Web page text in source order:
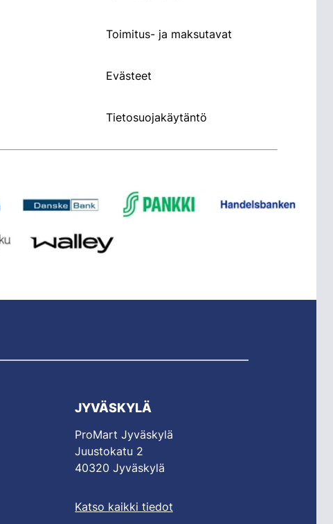
Toimitus- ja maksutavat
Evästeet
Tietosuojakäytäntö
JYVÄSKYLÄ
ProMart Jyväskylä
Juustokatu 2
40320 Jyväskylä
Katso kaikki tiedot